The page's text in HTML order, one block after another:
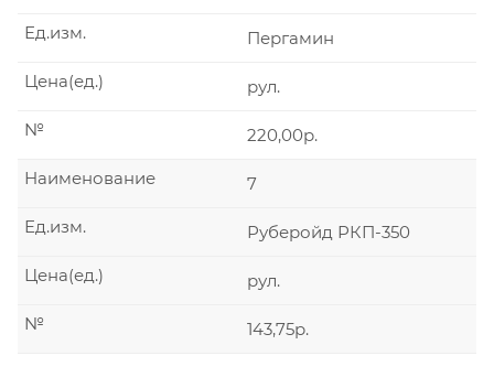
Пергамин
Ед.изм.
рул.
Цена(ед.)
220,00р.
№
7
Наименование
Руберойд РКП-350
Ед.изм.
рул.
Цена(ед.)
143,75р.
№